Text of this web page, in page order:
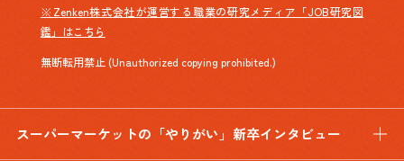
※Zenken株式会社が運営する職業の研究メディア「JOB研究図
鑑」はこちら
無断転用禁止 (Unauthorized copying prohibited.)
スーパーマーケットの「やりがい」新卒インタビュー